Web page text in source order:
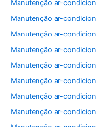
Manutenção ar-
Manutenção ar-
Manutenção ar-
Manutenção ar-
Manutenção ar-
Manutenção ar-
Manutenção ar-
Manutenção ar-